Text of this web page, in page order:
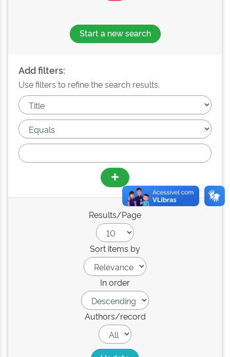
Start a new search
Add filters:
Use filters to refine the search results.
Results/Page
Sort items by
In order
Authors/record